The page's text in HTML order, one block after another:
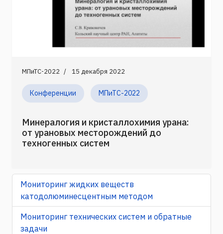
МПиТС-2022 15 декабря 2022
Конференции МПиТС-2022
Минералогия и кристаллохимия урана:
от урановых месторождений до
техногенных систем
Мониторинг жидких веществ
катодолюминесцентным методом
Мониторинг технических систем и обратные
задачи